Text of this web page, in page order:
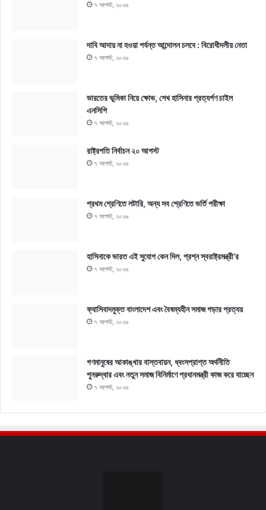
৭ আগস্ট, ২০২৬
দাবি আদায় না হওয়া পর্যন্ত আন্দোলন চলবে : বিরোধীদলীয় নেতা
৭ আগস্ট, ২০২৬
ভারতের ভূমিকা নিয়ে ক্ষোভ, শেখ হাসিনার প্রত্যর্পণ চাইল
এনসিপি
৭ আগস্ট, ২০২৬
রাষ্ট্রপতি নির্বাচন ২০ আগস্ট
৭ আগস্ট, ২০২৬
প্রথম শ্রেণিতে লটারি, অন্য সব শ্রেণিতে ভর্তি পরীক্ষা
৭ আগস্ট, ২০২৬
হাসিনাকে ভারত এই সুযোগ কেন দিল, প্রশ্ন স্বরাষ্ট্রমন্ত্রী’র
৭ আগস্ট, ২০২৬
ফ্যাসিবাদমুক্ত বাংলাদেশ এবং বৈষম্যহীন সমাজ গড়ার প্রত্যয়
৭ আগস্ট, ২০২৬
গণমানুষের আকাঙ্খার বাস্তবায়ন, ধ্বংসপ্রাপ্ত অর্থনীতি
পুনরুদ্ধার এবং নতুন সমাজ বিনির্মাণে প্রধানমন্ত্রী কাজ করে যাচ্ছেন
৭ আগস্ট, ২০২৬